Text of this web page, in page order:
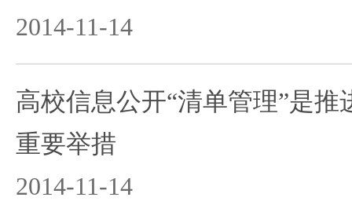
2014-11-14
高校信息公开“清单管理”是
重要举措
2014-11-14